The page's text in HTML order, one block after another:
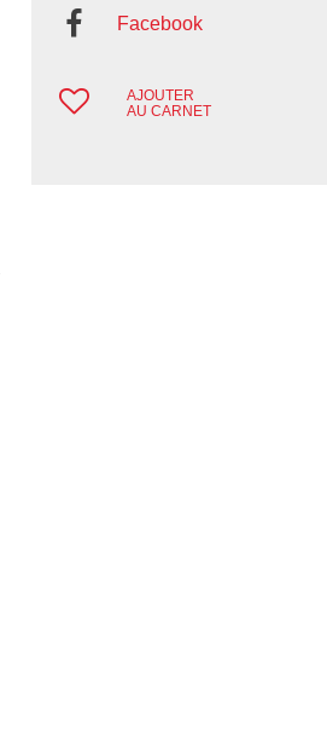
Facebook
AJOUTER
AU CARNET